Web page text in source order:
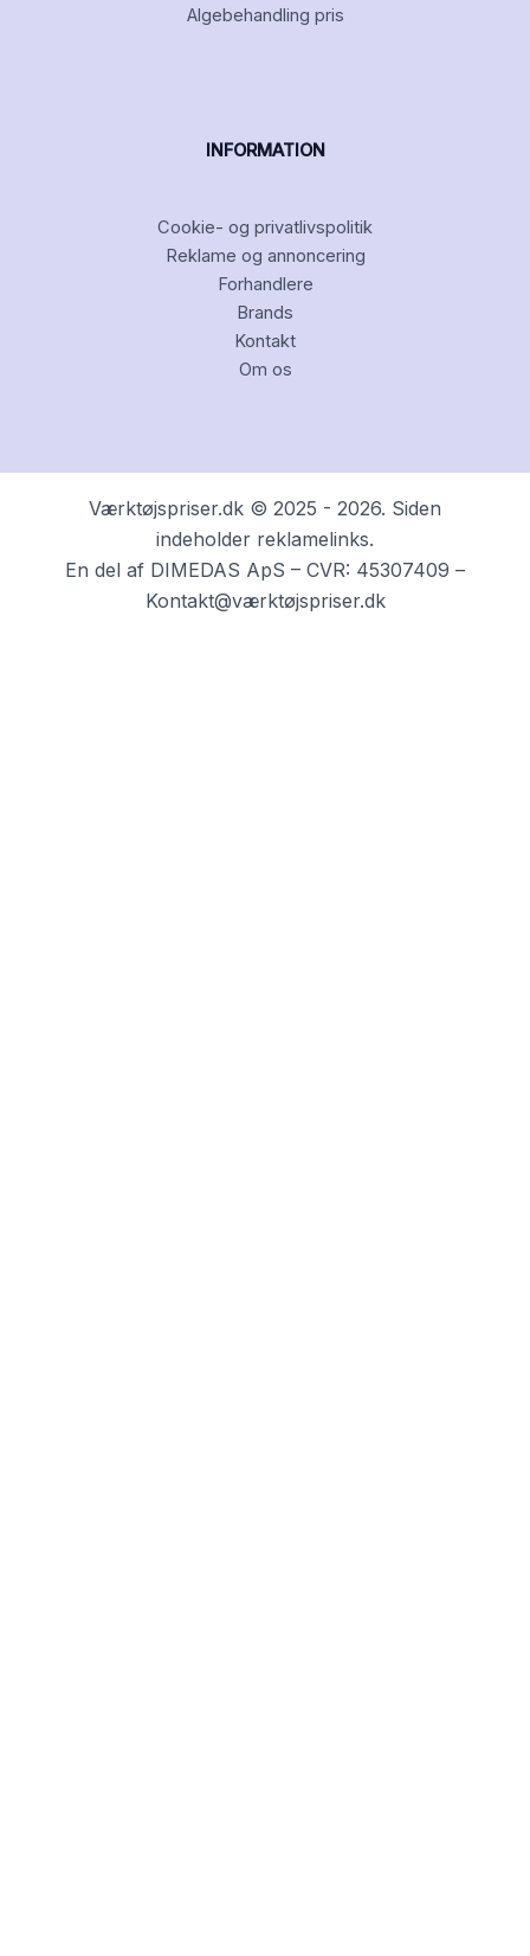
Algebehandling pris
INFORMATION
Cookie- og privatlivspolitik
Reklame og annoncering
Forhandlere
Brands
Kontakt
Om os
Værktøjspriser.dk © 2025 - 2026. Siden
indeholder reklamelinks.
En del af DIMEDAS ApS – CVR: 45307409 –
Kontakt@værktøjspriser.dk